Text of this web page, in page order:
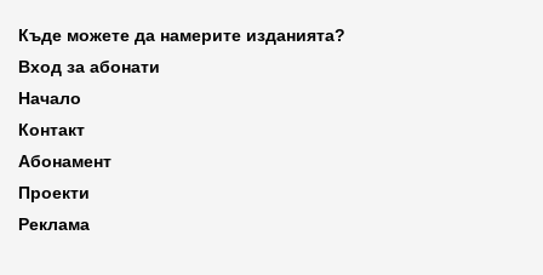
Къде можете да намерите изданията?
Вход за абонати
Начало
Контакт
Абонамент
Проекти
Реклама